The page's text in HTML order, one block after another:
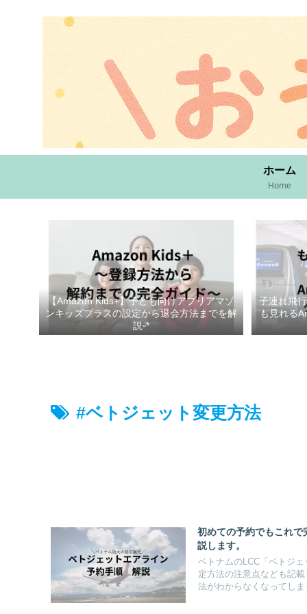
ホーム
Home
【Amazon Kids+】子ども向けアプリアマゾ
ンキッズプラスの設定から退会方法までを解
説ᵕ̈*
子連れ飛
も見れる
#ベトジェット変更方法
初めての予約でもこれ
説します。
ベトナムのLCC「ベトジ
定方法の注意点なども記
法がわからなくなってし